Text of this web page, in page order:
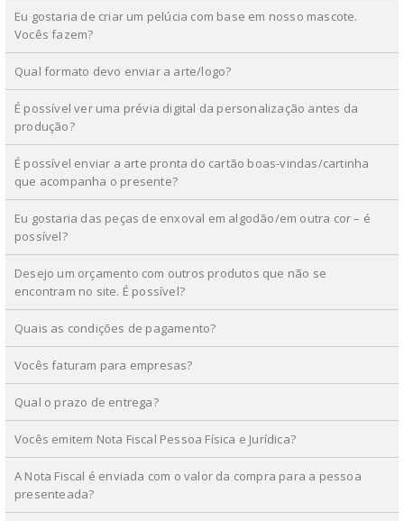
Eu gostaria de criar um pelúcia com base em nosso mascote.
Vocês fazem?
Qual formato devo enviar a arte/logo?
É possível ver uma prévia digital da personalização antes da
produção?
É possível enviar a arte pronta do cartão boas-vindas/cartinha
que acompanha o presente?
Eu gostaria das peças de enxoval em algodão/em outra cor – é
possível?
Desejo um orçamento com outros produtos que não se
encontram no site. É possível?
Quais as condições de pagamento?
Vocês faturam para empresas?
Qual o prazo de entrega?
Vocês emitem Nota Fiscal Pessoa Física e Jurídica?
A Nota Fiscal é enviada com o valor da compra para a pessoa
presenteada?